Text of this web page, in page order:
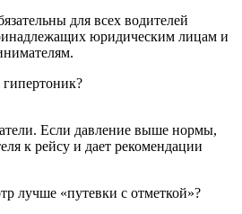
для всех водителей
юридическим лицам и
гипертоник?
Если давление выше нормы,
к рейсу и дает рекомендации
лучше «путевки с отметкой»?